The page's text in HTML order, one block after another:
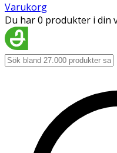
Varukorg
Du har 0 produkter i din